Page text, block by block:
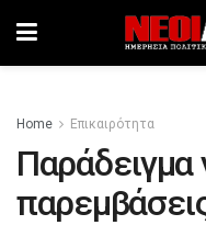
Home Επικαιρότητα
Παράδειγμα